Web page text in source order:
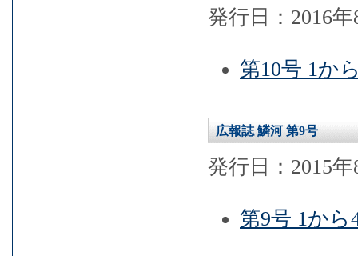
発行日：2016年
第10号 1か
広報誌 鱗河 第9号
発行日：2015年
第9号 1から